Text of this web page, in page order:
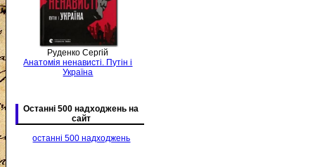
Руденко Сергій
Анатомія ненависті. Путін і
Україна
Останні 500 надходжень на
сайт
останні 500 надходжень